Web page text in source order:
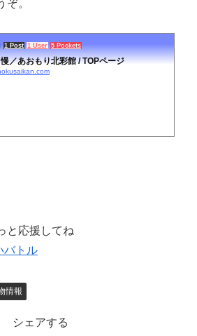
ぞ。
1 Post 1 User 5 Pockets
／あおもり北彩館 / TOPページ
と応援してね
バトル
情報
シェアする